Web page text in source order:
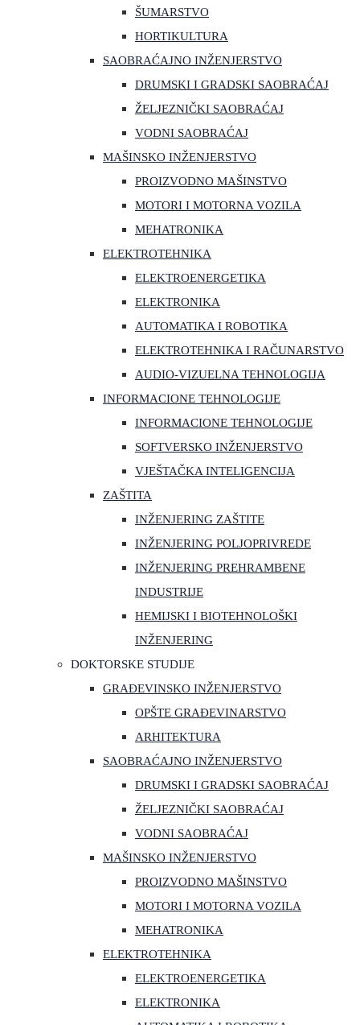
ŠUMARSTVO
HORTIKULTURA
SAOBRAĆAJNO INŽENJERSTVO
DRUMSKI I GRADSKI SAOBRAĆAJ
ŽELJEZNIČKI SAOBRAĆAJ
VODNI SAOBRAĆAJ
MAŠINSKO INŽENJERSTVO
PROIZVODNO MAŠINSTVO
MOTORI I MOTORNA VOZILA
MEHATRONIKA
ELEKTROTEHNIKA
ELEKTROENERGETIKA
ELEKTRONIKA
AUTOMATIKA I ROBOTIKA
ELEKTROTEHNIKA I RAČUNARSTVO
AUDIO-VIZUELNA TEHNOLOGIJA
INFORMACIONE TEHNOLOGIJE
INFORMACIONE TEHNOLOGIJE
SOFTVERSKO INŽENJERSTVO
VJEŠTAČKA INTELIGENCIJA
ZAŠTITA
INŽENJERING ZAŠTITE
INŽENJERING POLJOPRIVREDE
INŽENJERING PREHRAMBENE
INDUSTRIJE
HEMIJSKI I BIOTEHNOLOŠKI
INŽENJERING
DOKTORSKE STUDIJE
GRAĐEVINSKO INŽENJERSTVO
OPŠTE GRAĐEVINARSTVO
ARHITEKTURA
SAOBRAĆAJNO INŽENJERSTVO
DRUMSKI I GRADSKI SAOBRAĆAJ
ŽELJEZNIČKI SAOBRAĆAJ
VODNI SAOBRAĆAJ
MAŠINSKO INŽENJERSTVO
PROIZVODNO MAŠINSTVO
MOTORI I MOTORNA VOZILA
MEHATRONIKA
ELEKTROTEHNIKA
ELEKTROENERGETIKA
ELEKTRONIKA